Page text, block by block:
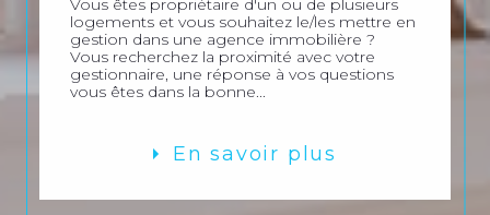
Vous êtes propriétaire d'un ou de plusieurs
logements et vous souhaitez le/les mettre en
gestion dans une agence immobilière ?
Vous recherchez la proximité avec votre
gestionnaire, une réponse à vos questions
vous êtes dans la bonne...
En savoir plus